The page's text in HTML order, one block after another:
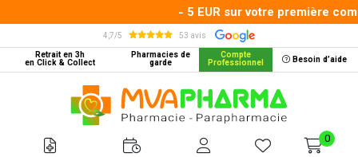
- 5 EUR sur votre première
4,7/5
53 avis
Retrait en 3h
en Click & Collect
Pharmacies de
garde
Compte
Professionnel Besoin d’aide
MVA Pharma Votre pharmacie
0